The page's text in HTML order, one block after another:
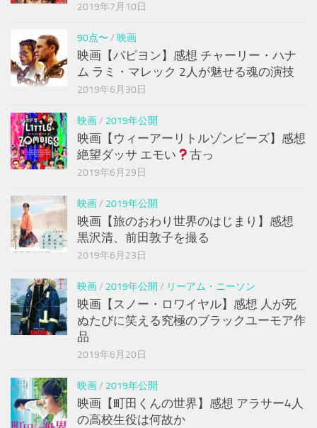
2019年7月10日
90点〜 / 映画
映画【パピヨン】感想 チャーリー・ハナ
ム ラミ・マレック 2人が魅せる魂の演技
2019年6月30日
映画/ 2019年公開
映画【ウィーアーリトルゾンビーズ】感想
絶望ダッサ エモい
古っ
2019年6月29日
映画/ 2019年公開
映画【旅のおわり世界のはじまり】感想
黒沢清、前田敦子を撮る
2019年6月23日
映画/ 2019年公開 / リーアム・ニーソン
映画【スノー・ロワイヤル】感想 人が死
ぬたびに笑える究極のブラックユーモア作
品
2019年6月20日
映画/ 2019年公開
映画【町田くんの世界】感想 アラサー4人
の高校生役は何故か